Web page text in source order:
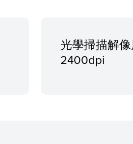
光學掃描解
2400dpi